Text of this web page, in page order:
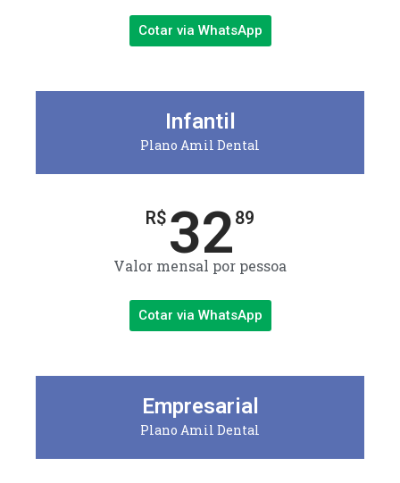
Cotar via WhatsApp
Infantil
Plano Amil Dental
R$ 3289
Valor mensal por pessoa
Cotar via WhatsApp
Empresarial
Plano Amil Dental